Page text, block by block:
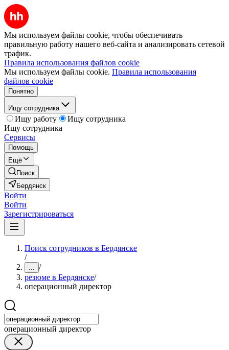
Мы используем файлы cookie, чтобы обеспечивать
правильную работу нашего веб-сайта и анализировать сетевой
трафик.
Правила использования файлов cookie
Мы используем файлы cookie. Правила использования
файлов cookie
Понятно
Ищу сотрудника
Ищу работу
Ищу сотрудника
Ищу сотрудника
Сервисы
Помощь
Ещё
Поиск
Бердянск
Войти
Войти
Зарегистрироваться
Поиск сотрудников в Бердянске
/
... /
резюме в Бердянске/
операционный директор
операционный директор